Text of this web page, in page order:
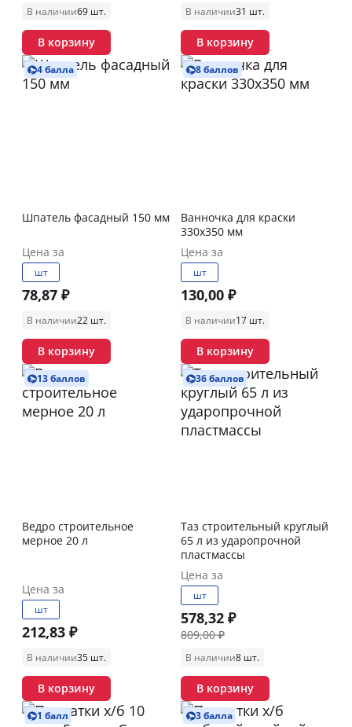
В наличии69 шт.
В корзину
В наличии31 шт.
В корзину
4 балла
Шпатель фасадный 150 мм
Цена за
шт
78,87 ₽
В наличии22 шт.
В корзину
8 баллов
Ванночка для краски
330х350 мм
Цена за
шт
130,00 ₽
В наличии17 шт.
В корзину
13 баллов
Ведро строительное
мерное 20 л
Цена за
шт
212,83 ₽
В наличии35 шт.
В корзину
36 баллов
Таз строительный круглый
65 л из ударопрочной
пластмассы
Цена за
шт
578,32 ₽
809,00 ₽
В наличии8 шт.
В корзину
1 балл 3 балла